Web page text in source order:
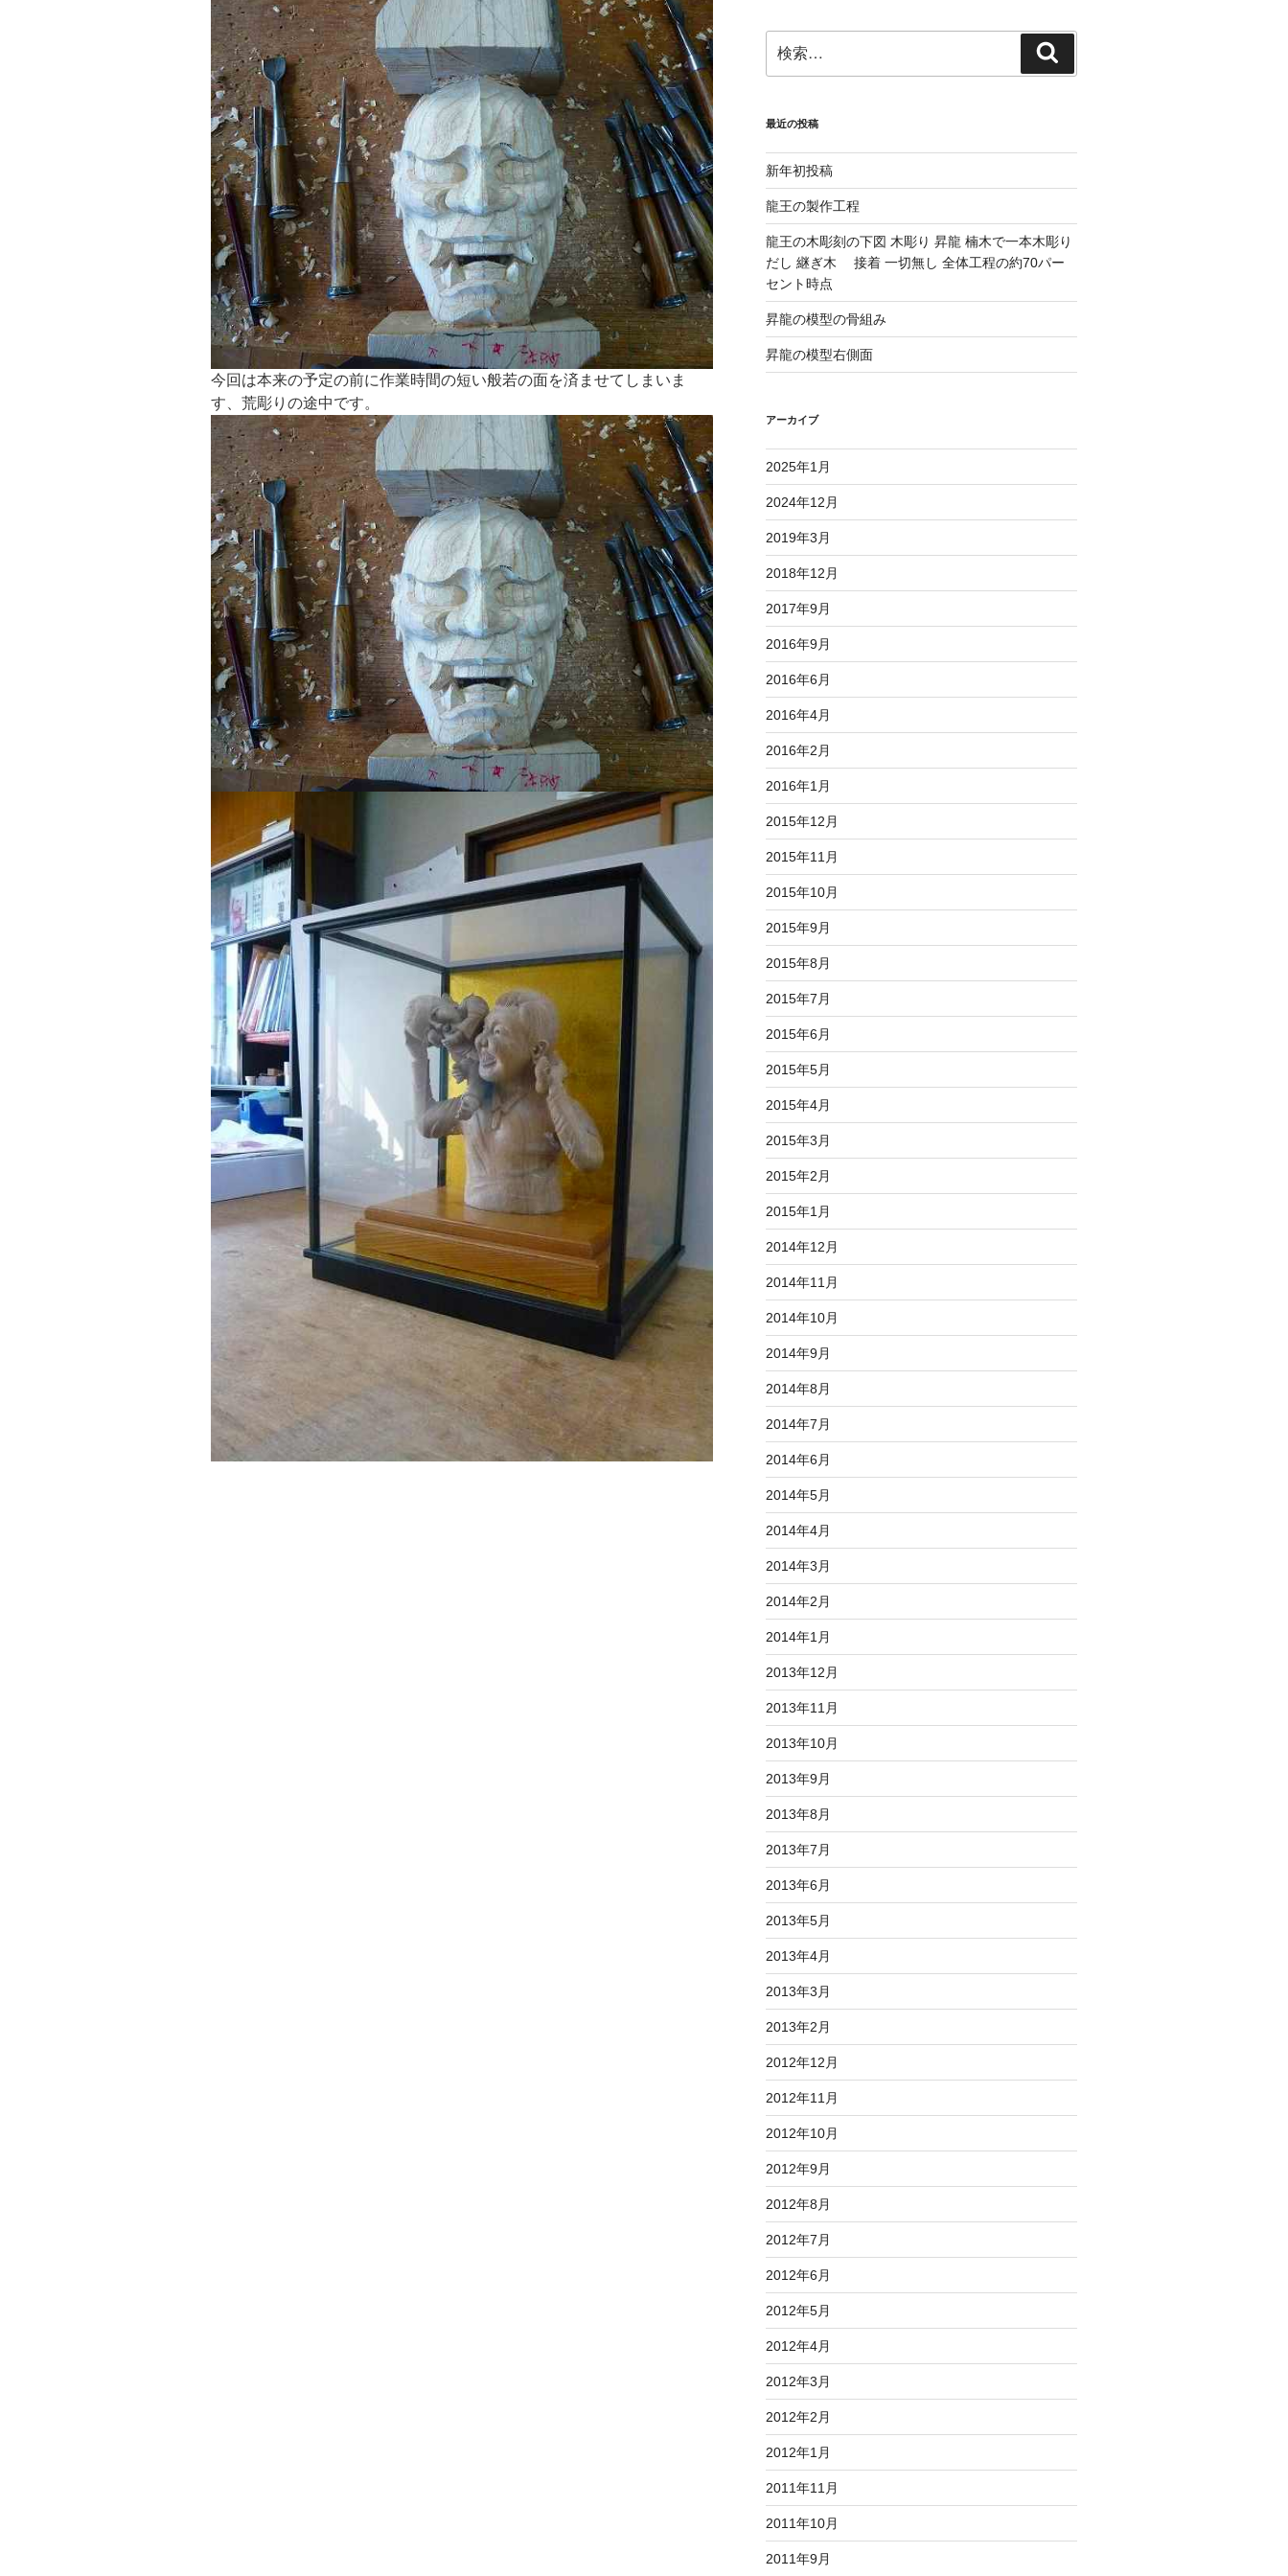
今回は本来の予定の前に作業時間の短い般若の面を済ませてしまいま
す、荒彫りの途中です。
索:
索
最近の投稿
新年初投稿
龍王の製作工程
龍王の木彫刻の下図 木彫り 昇龍 楠木で一本木彫り
だし 継ぎ木 接着 一切無し 全体工程の約70パー
セント時点
昇龍の模型の骨組み
昇龍の模型右側面
アーカイブ
2025年1月
2024年12月
2019年3月
2018年12月
2017年9月
2016年9月
2016年6月
2016年4月
2016年2月
2016年1月
2015年12月
2015年11月
2015年10月
2015年9月
2015年8月
2015年7月
2015年6月
2015年5月
2015年4月
2015年3月
2015年2月
2015年1月
2014年12月
2014年11月
2014年10月
2014年9月
2014年8月
2014年7月
2014年6月
2014年5月
2014年4月
2014年3月
2014年2月
2014年1月
2013年12月
2013年11月
2013年10月
2013年9月
2013年8月
2013年7月
2013年6月
2013年5月
2013年4月
2013年3月
2013年2月
2012年12月
2012年11月
2012年10月
2012年9月
2012年8月
2012年7月
2012年6月
2012年5月
2012年4月
2012年3月
2012年2月
2012年1月
2011年11月
2011年10月
2011年9月